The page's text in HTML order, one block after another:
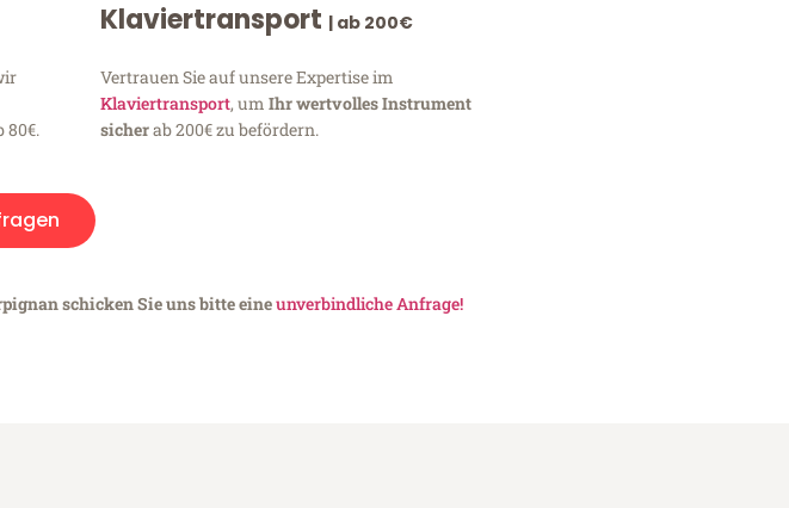
80€.
Klaviertransport | ab 200€
Vertrauen Sie auf unsere Expertise im
Klaviertransport, um Ihr wertvolles Instrument
sicherab 200€ zu befördern.
schicken Sie uns bitte eineunverbindliche Anfrage!